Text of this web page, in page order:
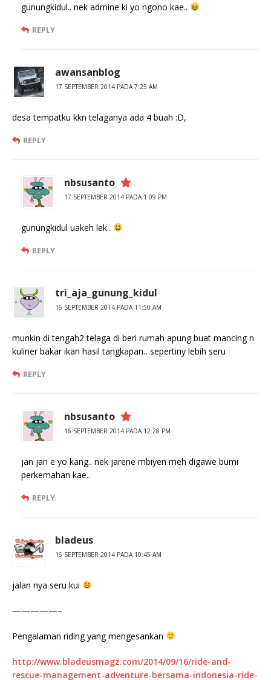
gunungkidul.. nek admine ki yo ngono kae..
REPLY
awansanblog
17 SEPTEMBER 2014 PADA 7:25 AM
desa tempatku kkn telaganya ada 4 buah :D,
REPLY
nbsusanto
17 SEPTEMBER 2014 PADA 1:09 PM
gunungkidul uakeh lek..
REPLY
tri_aja_gunung_kidul
16 SEPTEMBER 2014 PADA 11:50 AM
munkin di tengah2 telaga di beri rumah apung buat mancing n
kuliner bakar ikan hasil tangkapan…sepertiny lebih seru
REPLY
nbsusanto
16 SEPTEMBER 2014 PADA 12:28 PM
jan jan e yo kang.. nek jarene mbiyen meh digawe bumi
perkemahan kae..
REPLY
bladeus
16 SEPTEMBER 2014 PADA 10:45 AM
jalan nya seru kui
—————–
Pengalaman riding yang mengesankan
http://www.bladeusmagz.com/2014/09/16/ride-and-
rescue-management-adventure-bersama-indonesia-ride-